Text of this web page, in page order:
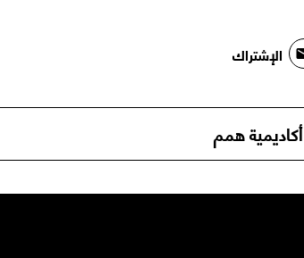
الإشتراك
أكاديمية همم